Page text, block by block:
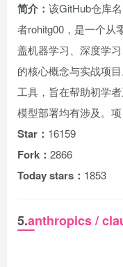
简介： 该GitHub仓库
者rohitg00，是一个从
盖机器学习、深度学
的核心概念与实战项
工具，旨在帮助初学
模型部署均有涉及。
Star： 16159
Fork： 2866
Today stars： 1853
5.anthropics /